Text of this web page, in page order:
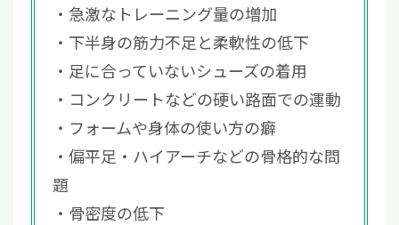
急激なトレーニング量の増加
下半身の筋力不足と柔軟性の低下
足に合っていないシューズの着用
コンクリートなどの硬い路面での運動
フォームや身体の使い方の癖
偏平足・ハイアーチなどの骨格的な問
題
骨密度の低下